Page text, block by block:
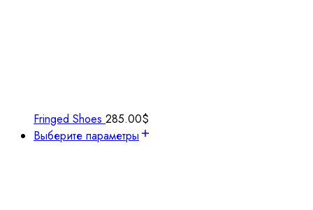
Fringed Shoes 285.00$
Выберите параметры